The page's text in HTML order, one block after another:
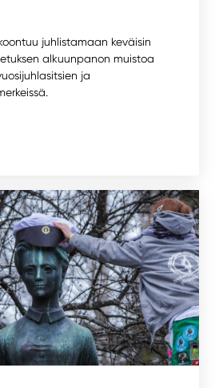
juhlistamaan keväisin
alkuunpanon muistoa
ja